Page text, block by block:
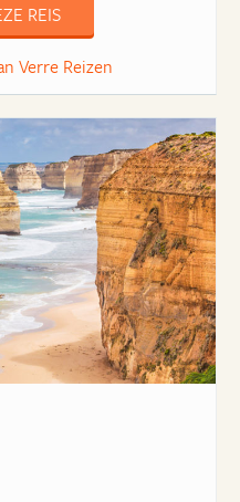
REIS
Verre Reizen